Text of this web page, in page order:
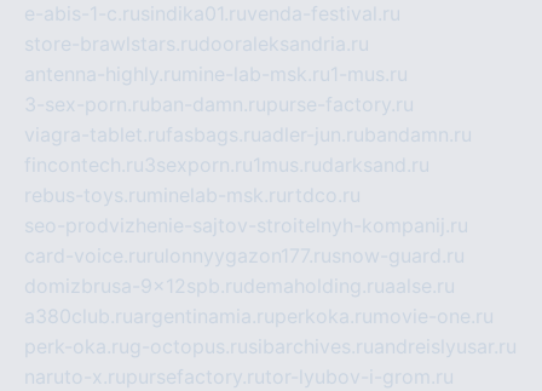
e-abis-1-c.rusindika01.ruvenda-festival.ru
store-brawlstars.rudooraleksandria.ru
antenna-highly.ru mine-lab-msk.ru1-mus.ru
3-sex-porn.ruban-damn.rupurse-factory.ru
viagra-tablet.rufasbags.ruadler-jun.rubandamn.ru
fincontech.ru3sexporn.ru1mus.rudarksand.ru
rebus-toys.ru minelab-msk.ru rtdco.ru
seo-prodvizhenie-sajtov-stroitelnyh-kompanij.ru
card-voice.ru rulonnyygazon177.rusnow-guard.ru
domizbrusa-9x12spb.rudemaholding.ruaalse.ru
a380club.ruargentinamia.ruperkoka.ru movie-one.ru
perk-oka.rug-octopus.rusibarchives.ruandreislyusar.ru
naruto-x.rupursefactory.rutor-lyubov-i-grom.ru